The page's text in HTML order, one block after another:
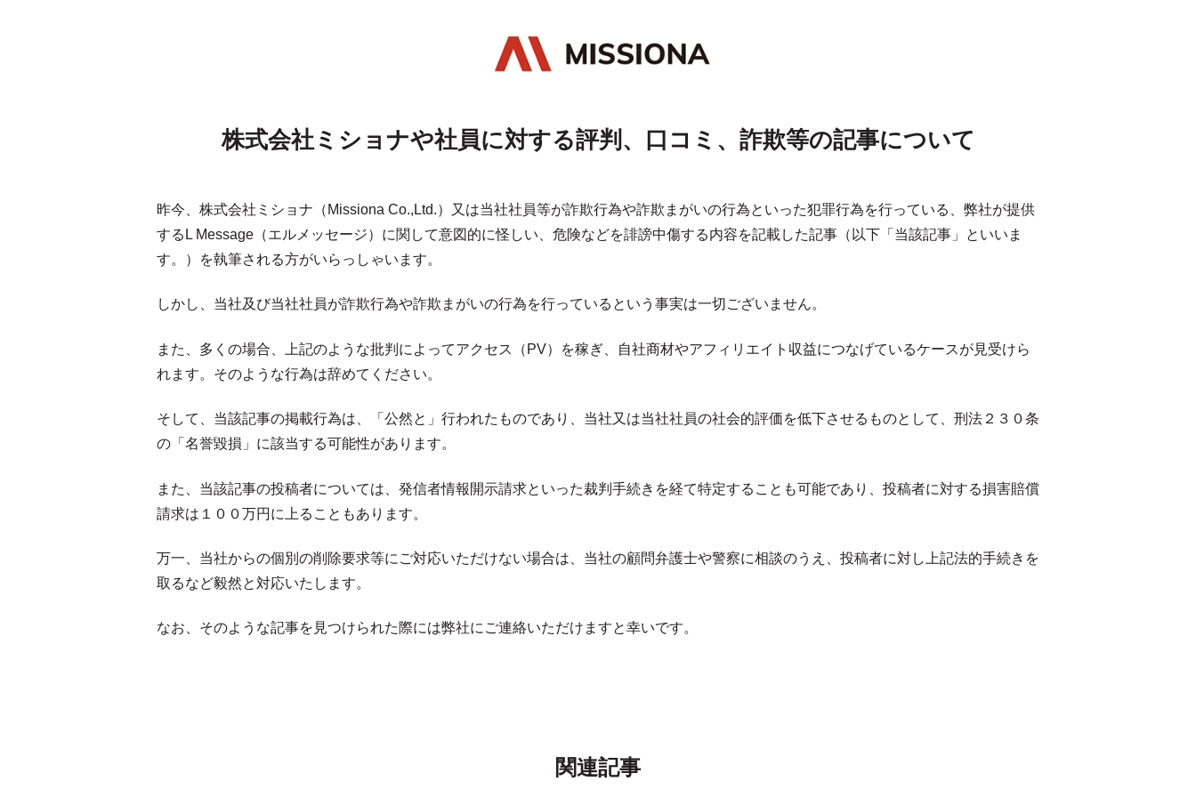
株式会社ミショナや社員に対する評判、口コミ、詐欺等の記事について
昨今、株式会社ミショナ（Missiona Co.,Ltd.）又は当社社員等が詐欺行為や詐欺まがいの行為といった犯罪行為を行っている、弊社が提供
するL Message（エルメッセージ）に関して意図的に怪しい、危険などを誹謗中傷する内容を記載した記事（以下「当該記事」といいま
す。）を執筆される方がいらっしゃいます。
しかし、当社及び当社社員が詐欺行為や詐欺まがいの行為を行っているという事実は一切ございません。
また、多くの場合、上記のような批判によってアクセス（PV）を稼ぎ、自社商材やアフィリエイト収益につなげているケースが見受けら
れます。そのような行為は辞めてください。
そして、当該記事の掲載行為は、「公然と」行われたものであり、当社又は当社社員の社会的評価を低下させるものとして、刑法２３０条
の「名誉毀損」に該当する可能性があります。
また、当該記事の投稿者については、発信者情報開示請求といった裁判手続きを経て特定することも可能であり、投稿者に対する損害賠償
請求は１００万円に上ることもあります。
万一、当社からの個別の削除要求等にご対応いただけない場合は、当社の顧問弁護士や警察に相談のうえ、投稿者に対し上記法的手続きを
取るなど毅然と対応いたします。
なお、そのような記事を見つけられた際には弊社にご連絡いただけますと幸いです。
関連記事